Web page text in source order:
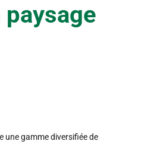
une gamme diversifiée de